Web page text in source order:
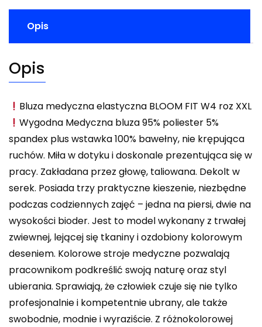
Opis
Opis
Bluza medyczna elastyczna BLOOM FIT W4 roz XXL
Wygodna Medyczna bluza 95% poliester 5%
spandex plus wstawka 100% bawełny, nie krępująca
ruchów. Miła w dotyku i doskonale prezentująca się w
pracy. Zakładana przez głowę, taliowana. Dekolt w
serek. Posiada trzy praktyczne kieszenie, niezbędne
podczas codziennych zajęć – jedna na piersi, dwie na
wysokości bioder. Jest to model wykonany z trwałej
zwiewnej, lejącej się tkaniny i ozdobiony kolorowym
deseniem. Kolorowe stroje medyczne pozwalają
pracownikom podkreślić swoją naturę oraz styl
ubierania. Sprawiają, że człowiek czuje się nie tylko
profesjonalnie i kompetentnie ubrany, ale także
swobodnie, modnie i wyraziście. Z różnokolorowej